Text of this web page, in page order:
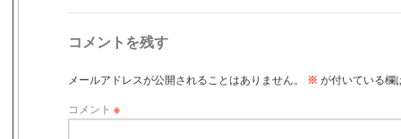
コメントを残す
メールアドレスが公開されることはありません。 ※ が付いている欄
コメント ※